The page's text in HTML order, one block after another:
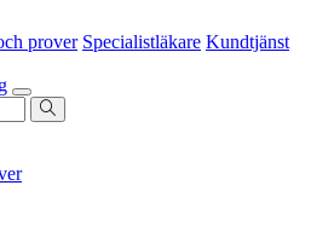
prover Specialistläkare Kundtjänst